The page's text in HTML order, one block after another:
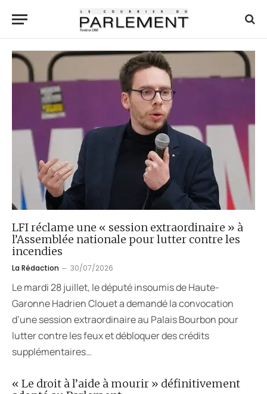
« Le droit à l’aide à mourir » définitivement
LFI réclame une « session extraordinaire » à
l’Assemblée nationale pour lutter contre les
incendies
La Rédaction 30/07/2026
Le mardi 28 juillet, le député insoumis de Haute-
Garonne Hadrien Clouet a demandé la convocation
d’une session extraordinaire au Palais Bourbon pour
lutter contre les feux et débloquer des crédits
supplémentaires…